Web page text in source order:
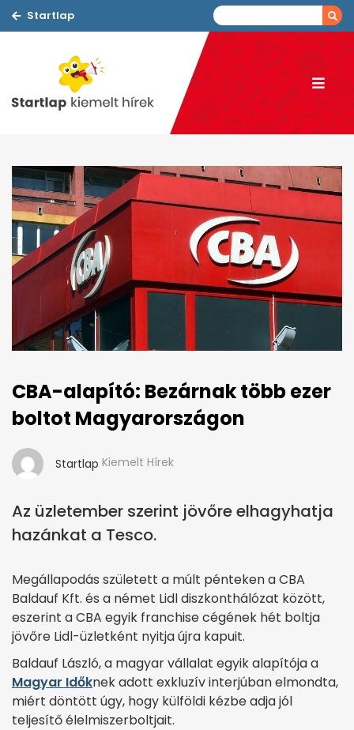
Startlap
CBA-alapító: Bezárnak több ezer
boltot Magyarországon
Startlap Kiemelt Hírek
Az üzletember szerint jövőre elhagyhatja
hazánkat a Tesco.
Megállapodás született a múlt pénteken a CBA
Baldauf Kft. és a német Lidl diszkonthálózat között,
eszerint a CBA egyik franchise cégének hét boltja
jövőre Lidl-üzletként nyitja újra kapuit.
Baldauf László, a magyar vállalat egyik alapítója a
Magyar Időknek adott exkluzív interjúban elmondta,
miért döntött úgy, hogy külföldi kézbe adja jól
teljesítő élelmiszerboltjait.